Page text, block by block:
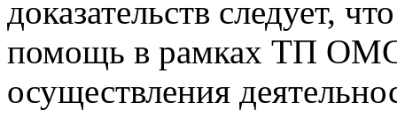
доказательств следует,
помощь в рамках ТП ОМС
осуществления